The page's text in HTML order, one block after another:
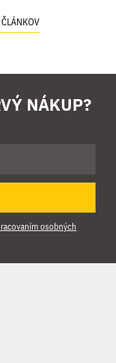
NÁKUP?
osobných